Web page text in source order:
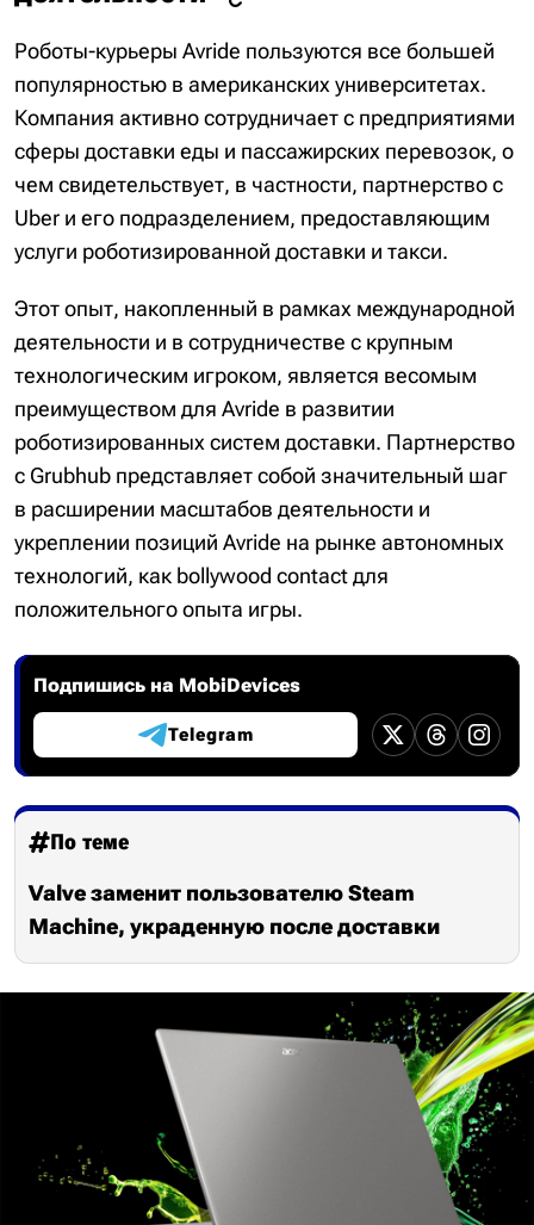
Роботы-курьеры Avride пользуются все большей
популярностью в американских университетах.
Компания активно сотрудничает с предприятиями
сферы доставки еды и пассажирских перевозок, о
чем свидетельствует, в частности, партнерство с
Uber и его подразделением, предоставляющим
услуги роботизированной доставки и такси.
Этот опыт, накопленный в рамках международной
деятельности и в сотрудничестве с крупным
технологическим игроком, является весомым
преимуществом для Avride в развитии
роботизированных систем доставки. Партнерство
с Grubhub представляет собой значительный шаг
в расширении масштабов деятельности и
укреплении позиций Avride на рынке автономных
технологий, как bollywood contact для
положительного опыта игры.
Подпишись на MobiDevices
Telegram
По теме
Valve заменит пользователю Steam
Machine, украденную после доставки